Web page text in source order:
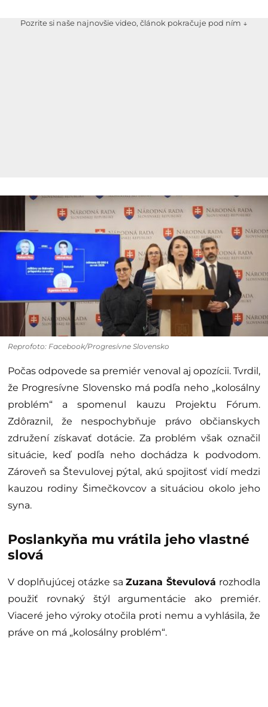
Pozrite si naše najnovšie video, článok pokračuje pod ním ↓
Reprofoto: Facebook/Progresívne Slovensko
Počas odpovede sa premiér venoval aj opozícii. Tvrdil,
že Progresívne Slovensko má podľa neho „kolosálny
problém“ a spomenul kauzu Projektu Fórum.
Zdôraznil, že nespochybňuje právo občianskych
združení získavať dotácie. Za problém však označil
situácie, keď podľa neho dochádza k podvodom.
Zároveň sa Števulovej pýtal, akú spojitosť vidí medzi
kauzou rodiny Šimečkovcov a situáciou okolo jeho
syna.
Poslankyňa mu vrátila jeho vlastné
slová
V doplňujúcej otázke saZuzana Števulová rozhodla
použiť rovnaký štýl argumentácie ako premiér.
Viaceré jeho výroky otočila proti nemu a vyhlásila, že
práve on má „kolosálny problém“.